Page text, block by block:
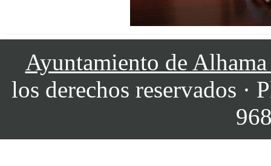
Ayuntamiento de
los derechos reservados ·